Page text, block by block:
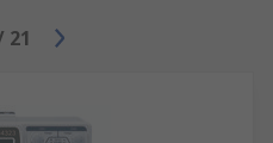
し、ACライン入力電
り替え」します。ス
に影響を与えること
21